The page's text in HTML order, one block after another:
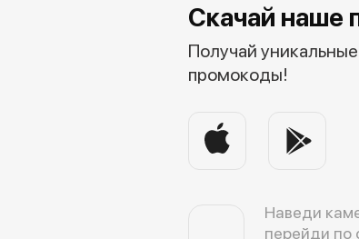
Скачай наше
Получай
промокоды!
Наведи
перейди по